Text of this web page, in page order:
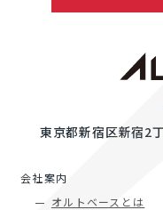
東京都新宿区新宿2
会社案内
オルトベースとは